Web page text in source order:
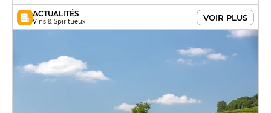
ACTUALITÉS
Vins & Spiritueux VOIR PLUS